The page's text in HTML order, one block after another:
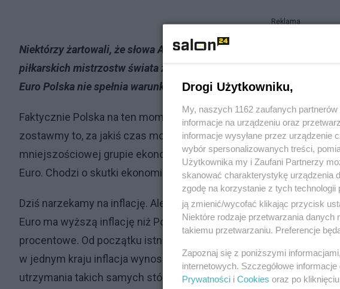
Reklama
Niektórzy żartowali, że słowa Adama Glapińskiego są tak samo
piłkarskich mistrzostw świata z Brazylią. A nawet mniej, bo szansa
Euro Polska nie spełnia warunków?
Faktycznie Polska na ten moment nie spełnia warunków
zostawmy to, za jakiś czas może je zacząć spełniać. Ale
mniejszościowej grupie ekonomistów, która jest bardzo
Euro. Chodzi o skutki ekonomiczne i społeczne takiej decyzji.
Dziś narzekamy na inflację. Ale wcale nie byłoby lepiej, gdybyśmy
Euro ma wyższą inflację niż Polska. Trudno się dziwić biorąc pod
procentowe. Od początku istnienia strefy Euro podnoszono
w jednym kraju inflacja wynosi, 5 proc., a w innym waha się
utrzymania takich samych stóp procentowych jest z punktu
Drogi Użytkowniku,
My, naszych 1162 zaufanych
informacje na urządzeniu oraz
informacje wysyłane przez urządzenie
wybór spersonalizowanych treści,
Użytkownika my i Zaufani Partnerzy
skanować charakterystykę urządzenia
zgodę na korzystanie z tych
ją zmienić/wycofać klikając przycisk
Niektóre rodzaje przetwarzania
takiemu przetwarzaniu. Preferencje
Zapoznaj się z poniższymi
internetowych. Szczegółowe
Prywatności i Cookies oraz po